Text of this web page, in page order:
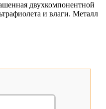
двухкомпонентной
и влаги. Металл